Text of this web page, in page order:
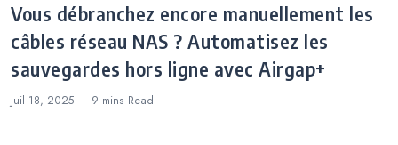
Vous débranchez encore manuellement les
câbles réseau NAS ? Automatisez les
sauvegardes hors ligne avec Airgap+
Juil 18, 2025 9 mins Read